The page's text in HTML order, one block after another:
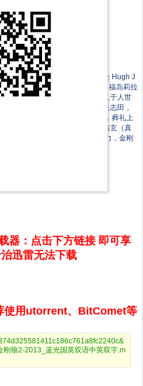
苦的“金刚狼”罗根（休·杰克曼 Hugh J
冲突中，他得到东瀛女子雪生（福岛莉拉
识矢志田派来的下属，似乎不久于人世
重洋的罗根终于见到在虚弱的矢志田，
冈本多绪 饰）。随着老人谢世，葬礼上
救出真理子，而矢志田的儿子信玄（真
根意外发现他丧失了自愈的能力，金刚
的原著漫画改编。
器：点击下方链接 即可享
迅雷无法下载
使用utorrent、BitComet等
狼2-2013_蓝光国英双语中英双字.m